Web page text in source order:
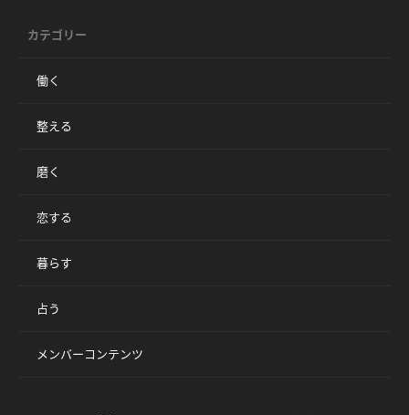
カテゴリー
働く
整える
磨く
恋する
暮らす
占う
メンバーコンテンツ